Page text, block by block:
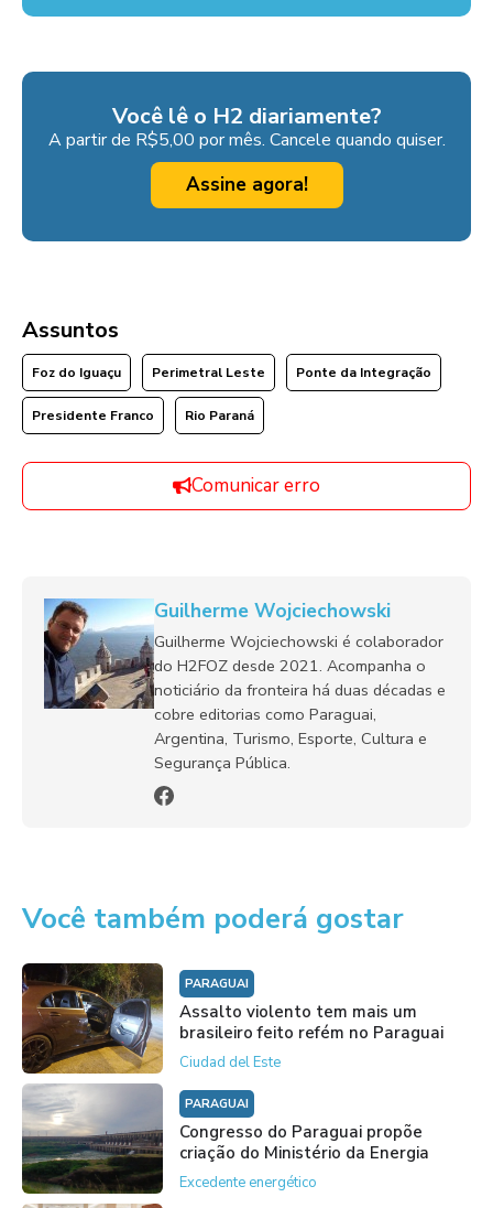
Você lê o H2 diariamente?
A partir de R$5,00 por mês. Cancele quando quiser.
Assine agora!
Assuntos
Foz do Iguaçu Perimetral Leste Ponte da Integração
Presidente Franco Rio Paraná
Comunicar erro
Guilherme Wojciechowski
Guilherme Wojciechowski é colaborador
do H2FOZ desde 2021. Acompanha o
noticiário da fronteira há duas décadas e
cobre editorias como Paraguai,
Argentina, Turismo, Esporte, Cultura e
Segurança Pública.
Você também poderá gostar
PARAGUAI
Assalto violento tem mais um
brasileiro feito refém no Paraguai
Ciudad del Este
PARAGUAI
Congresso do Paraguai propõe
criação do Ministério da Energia
Excedente energético